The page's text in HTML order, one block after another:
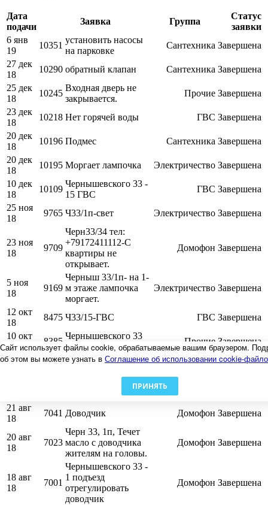
Дата
подачи
Заявка Группа
Статус
заявки
6 янв
19
10351
установить насосы
на парковке
Сантехника Завершена
27 дек
18
10290 обратный клапан Сантехника Завершена
25 дек
18
10245
Входная дверь не
закрывается.
Прочие Завершена
23 дек
18
10218 Нет горячей воды ГВС Завершена
20 дек
18
10196 Подмес Сантехника Завершена
20 дек
18
10195 Моргает лампочка Электричество Завершена
10 дек
18
10109
Чернышевского 33 -
15 ГВС
ГВС Завершена
25 ноя
18
9765 Ч33/1п-свет Электричество Завершена
23 ноя
18
9709
Черн33/34 тел:
+79172411112-С
квартиры не
открывает.
Домофон Завершена
5 ноя
18
9169
Черныш 33/1п- на 1-
м этаже лампочка
моргает.
Электричество Завершена
12 окт
18
8475 Ч33/15-ГВС ГВС Завершена
10 окт
18
8385
Чернышевского 33
не работают ворота
Прочие Завершена
17 сен
Ч33/34-домофон Домофон Завершена
Окна/Двери
21 авг
18
7041 Доводчик Домофон Завершена
20 авг
18
7023
Черн 33, 1п, Течет
масло с доводчика
жителям на головы.
Домофон Завершена
18 авг
18
7001
Чернышевского 33 -
1 подъезд
отрегулировать
доводчик
Домофон Завершена
Сайт использует файлы cookie, обрабатываемые вашим браузером.
об этом вы можете узнать в Соглашение об использовании cookie-
ПРИНЯТЬ